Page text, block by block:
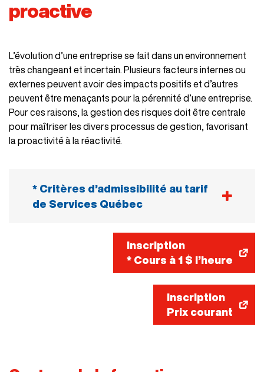
proactive
L’évolution d’une entreprise se fait dans un environnement
très changeant et incertain. Plusieurs facteurs internes ou
externes peuvent avoir des impacts positifs et d’autres
peuvent être menaçants pour la pérennité d’une entreprise.
Pour ces raisons, la gestion des risques doit être centrale
pour maîtriser les divers processus de gestion, favorisant
la proactivité à la réactivité.
* Critères d’admissibilité au tarif
de Services Québec
Travailleurs autonomes (15 heures et plus
c’est-à-dire qu’elles visent un retour en
ou travaillant dans les régions de
Inscription
* Cours à 1 $ l’heure
Inscription
Prix courant